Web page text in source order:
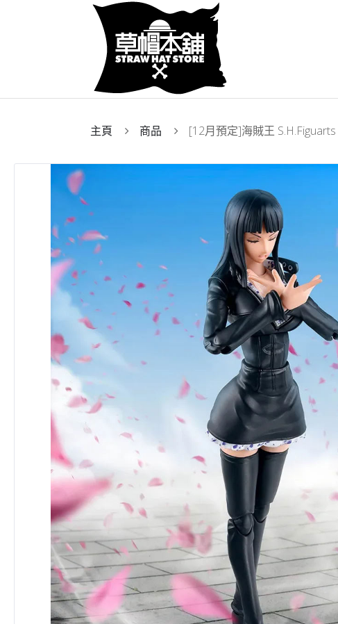
主頁 商品 [12月預定]海賊王